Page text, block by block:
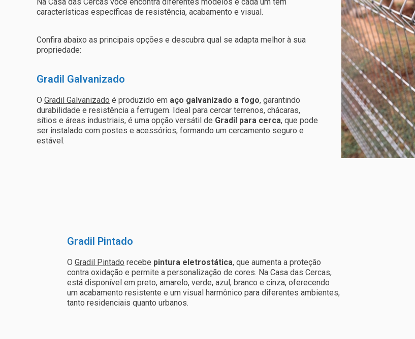
Na Casa das Cercas você encontra diferentes modelos e cada um tem
características específicas de resistência, acabamento e visual.
Confira abaixo as principais opções e descubra qual se adapta melhor à sua
propriedade:
Gradil Galvanizado
O Gradil Galvanizado é produzido em aço galvanizado a fogo, garantindo
durabilidade e resistência a ferrugem. Ideal para cercar terrenos, chácaras,
sítios e áreas industriais, é uma opção versátil de Gradil para cerca, que pode
ser instalado com postes e acessórios, formando um cercamento seguro e
estável.
Gradil Pintado
O Gradil Pintado recebe pintura eletrostática, que aumenta a proteção
contra oxidação e permite a personalização de cores. Na Casa das Cercas,
está disponível em preto, amarelo, verde, azul, branco e cinza, oferecendo
um acabamento resistente e um visual harmônico para diferentes ambientes,
tanto residenciais quanto urbanos.